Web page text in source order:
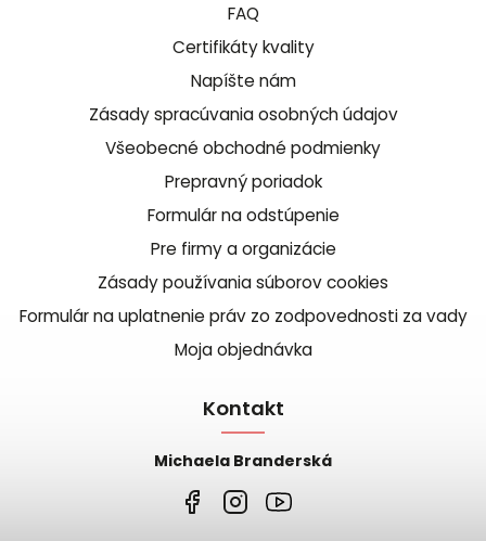
FAQ
Certifikáty kvality
Napíšte nám
Zásady spracúvania osobných údajov
Všeobecné obchodné podmienky
Prepravný poriadok
Formulár na odstúpenie
Pre firmy a organizácie
Zásady používania súborov cookies
Formulár na uplatnenie práv zo zodpovednosti za vady
Moja objednávka
Kontakt
Michaela Branderská